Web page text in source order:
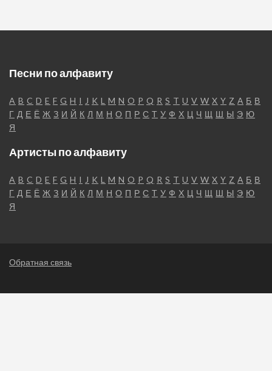
Песни по алфавиту
A B C D E F G H I J K L M N O P Q R S T U V W X Y Z А Б В
Г Д Е Ё Ж З И Й К Л М Н О П Р С Т У Ф Х Ц Ч Щ Ш Ы Э Ю
Я
Артисты по алфавиту
A B C D E F G H I J K L M N O P Q R S T U V W X Y Z А Б В
Г Д Е Ё Ж З И Й К Л М Н О П Р С Т У Ф Х Ц Ч Щ Ш Ы Э Ю
Я
Обратная связь